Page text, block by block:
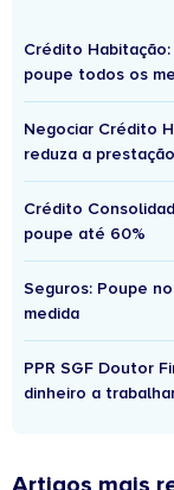
Crédito
poupe todos os
Negociar Crédito
reduza a
Crédito
poupe até 60%
Seguros: Poupe
medida
PPR SGF Doutor
dinheiro a